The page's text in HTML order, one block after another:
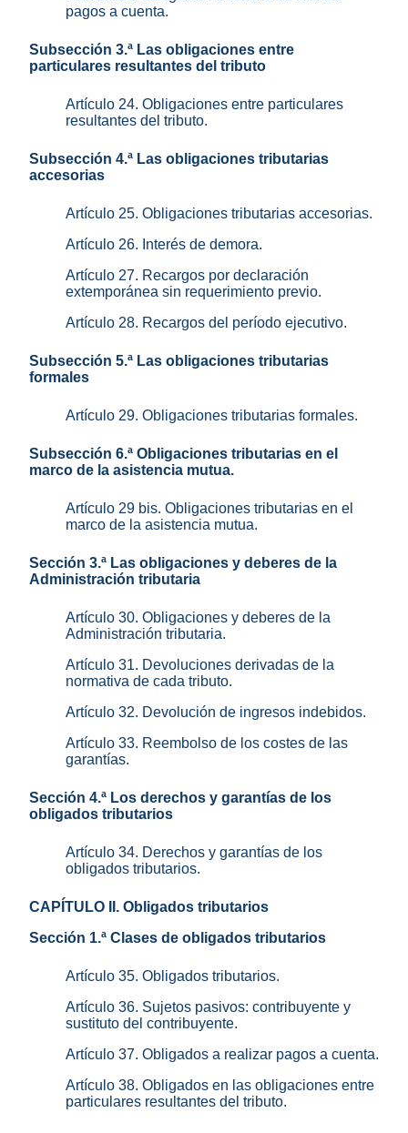
pagos a cuenta.
Subsección 3.ª Las obligaciones entre
particulares resultantes del tributo
Artículo 24. Obligaciones entre particulares
resultantes del tributo.
Subsección 4.ª Las obligaciones tributarias
accesorias
Artículo 25. Obligaciones tributarias accesorias.
Artículo 26. Interés de demora.
Artículo 27. Recargos por declaración
extemporánea sin requerimiento previo.
Artículo 28. Recargos del período ejecutivo.
Subsección 5.ª Las obligaciones tributarias
formales
Artículo 29. Obligaciones tributarias formales.
Subsección 6.ª Obligaciones tributarias en el
marco de la asistencia mutua.
Artículo 29 bis. Obligaciones tributarias en el
marco de la asistencia mutua.
Sección 3.ª Las obligaciones y deberes de la
Administración tributaria
Artículo 30. Obligaciones y deberes de la
Administración tributaria.
Artículo 31. Devoluciones derivadas de la
normativa de cada tributo.
Artículo 32. Devolución de ingresos indebidos.
Artículo 33. Reembolso de los costes de las
garantías.
Sección 4.ª Los derechos y garantías de los
obligados tributarios
Artículo 34. Derechos y garantías de los
obligados tributarios.
CAPÍTULO II. Obligados tributarios
Sección 1.ª Clases de obligados tributarios
Artículo 35. Obligados tributarios.
Artículo 36. Sujetos pasivos: contribuyente y
sustituto del contribuyente.
Artículo 37. Obligados a realizar pagos a cuenta.
Artículo 38. Obligados en las obligaciones entre
particulares resultantes del tributo.